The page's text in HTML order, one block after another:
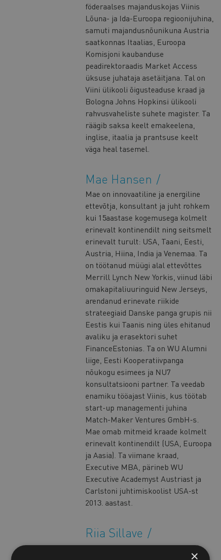
föderaalses majanduskojas Viinis
Lõuna- ja Ida-Euroopa regioonijuhina,
samuti majandusnõunikuna Austria
saatkonnas Itaalias, Euroopa
Komisjoni kaubanduse
peadirektoraadis Market Access
üksuse juhataja asetäitjana. Tal on
Viini ülikooli õigusteaduse kraad ja
Bologna Johns Hopkinsi ülikooli
rahvusvaheliste suhete magister. Ta
räägib saksa keelt emakeelena,
inglise, itaalia ja prantsuse keelt
väga heal tasemel.
Mae Hansen
Mae on innovaatiline ja energiline
ettevõtja, konsultant ja juht rohkem
kui 15aastase kogemusega kolmelt
erinevalt kontinendilt ning seitsmelt
erinevalt turult: USA, Taani, Eesti,
Austria, Hiina, India ja Venemaa. Ta
on töötanud müügi alal ettevõttes
Merrill Lynch New Yorkis, viinud läbi
omakapitaliuuringuid New Jerseys,
arendanud erinevate riikide
strateegiaid Danske panga grupis nii
Eestis kui Taanis ning üles ehitanud
avaliku ja erasektori suhet
FinanceEstonias. Ta on WU Alumni
liige, Eesti Kooperatiivpanga
nõukogu esimees ja NU7
konsultatsiooni partner. Ta veedab
enamiku tööajast Viinis, kus töötab
start-up managementi juhina
Match-Maker Ventures GmbH-s.
Mae omab mitmeid kraade kolmelt
erinevalt kontinendilt (USA, Euroopa
ja Aasia). Ta viimane kraad,
Executive MBA, pärineb WU
Executive Academyst Austriast ja
Carlstoni juhtimiskoolist USA-st
2013. aastast.
Riia Sillave
Riia Sillave on töötanud 13 aastat
×